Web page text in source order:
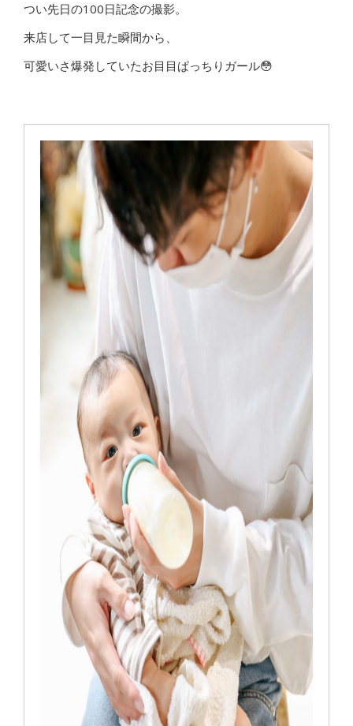
つい先日の100日記念の撮影。
来店して一目見た瞬間から、
可愛いさ爆発していたお目目ぱっちりガール😳